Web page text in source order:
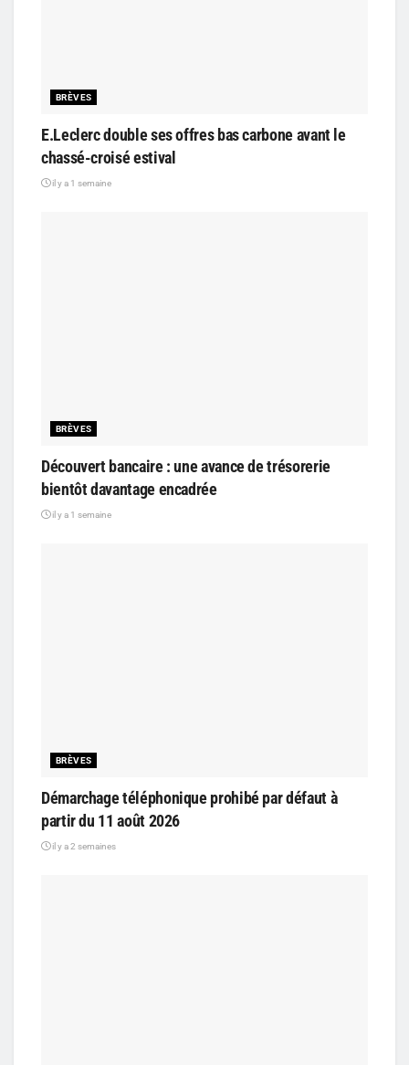
BRÈVES
E.Leclerc double ses offres bas carbone avant le
chassé-croisé estival
il y a 1 semaine
BRÈVES
Découvert bancaire : une avance de trésorerie
bientôt davantage encadrée
il y a 1 semaine
BRÈVES
Démarchage téléphonique prohibé par défaut à
partir du 11 août 2026
il y a 2 semaines